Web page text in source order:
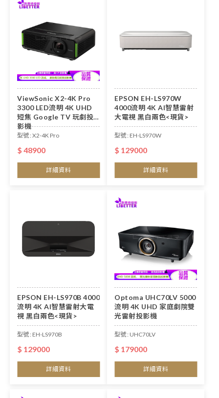
ViewSonic X2-4K Pro
3300 LED流明 4K UHD
短焦 Google TV 玩劇投
影機
型號 : X2-4K Pro
$ 48900
詳細資料
EPSON EH-LS970W
4000流明 4K AI智慧雷射
大電視 黑白兩色<現貨>
型號 : EH-LS970W
$ 129000
詳細資料
EPSON EH-LS970B 4000
流明 4K AI智慧雷射大電
視 黑白兩色<現貨>
型號 : EH-LS970B
$ 129000
詳細資料
Optoma UHC70LV 5000
流明 4K UHD 家庭劇院雙
光雷射投影機
型號 : UHC70LV
$ 179000
詳細資料